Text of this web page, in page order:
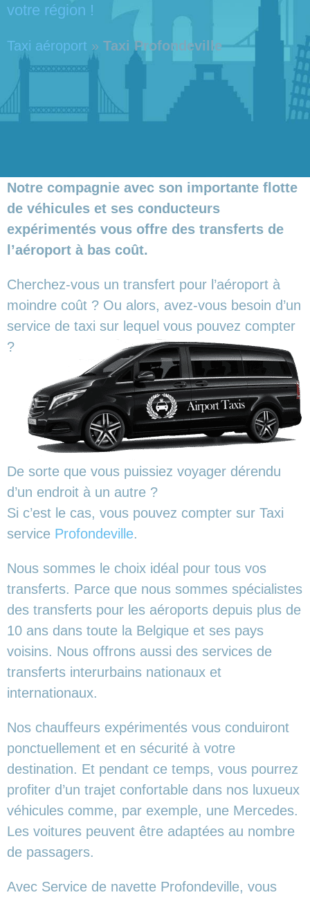
votre région !
Taxi aéroport » Taxi Profondeville
Notre compagnie avec son importante flotte
de véhicules et ses conducteurs
expérimentés vous offre des transferts de
l’aéroport à bas coût.
Cherchez-vous un transfert pour l’aéroport à
moindre coût ? Ou alors, avez-vous besoin d’un
service de taxi sur lequel vous pouvez compter
?
De sorte que vous puissiez voyager dérendu
d’un endroit à un autre ?
Si c’est le cas, vous pouvez compter sur Taxi
service Profondeville.
Nous sommes le choix idéal pour tous vos
transferts. Parce que nous sommes spécialistes
des transferts pour les aéroports depuis plus de
10 ans dans toute la Belgique et ses pays
voisins. Nous offrons aussi des services de
transferts interurbains nationaux et
internationaux.
Nos chauffeurs expérimentés vous conduiront
ponctuellement et en sécurité à votre
destination. Et pendant ce temps, vous pourrez
profiter d’un trajet confortable dans nos luxueux
véhicules comme, par exemple, une Mercedes.
Les voitures peuvent être adaptées au nombre
de passagers.
Avec Service de navette Profondeville, vous